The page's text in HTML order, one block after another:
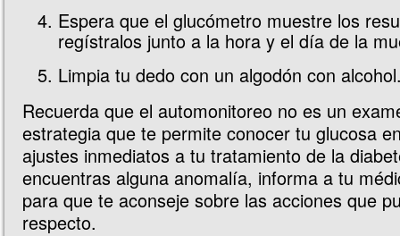
Espera que el glucómetro muestre los
regístralos junto a la hora y el día de la
Limpia tu dedo con un algodón con
Recuerda que el automonitoreo no es un
estrategia que te permite conocer tu glucosa
ajustes inmediatos a tu tratamiento de la
encuentras alguna anomalía, informa a tu
para que te aconseje sobre las acciones que
respecto.